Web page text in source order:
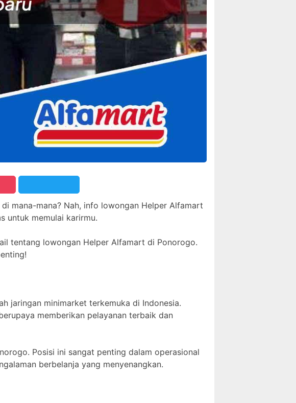
mana-mana? Nah, info lowongan Helper Alfamart
untuk memulai karirmu.
tentang lowongan Helper Alfamart di Ponorogo.
jaringan minimarket terkemuka di Indonesia.
memberikan pelayanan terbaik dan
Posisi ini sangat penting dalam operasional
berbelanja yang menyenangkan.